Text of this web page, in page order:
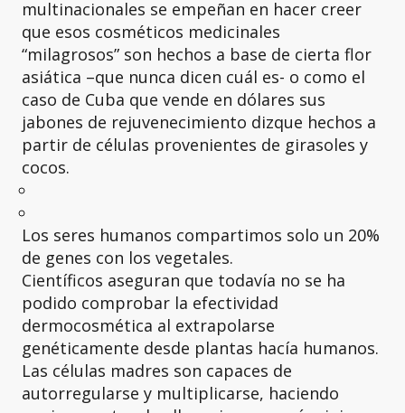
multinacionales se empeñan en hacer creer
que esos cosméticos medicinales
“milagrosos” son hechos a base de cierta flor
asiática –que nunca dicen cuál es- o como el
caso de Cuba que vende en dólares sus
jabones de rejuvenecimiento dizque hechos a
partir de células provenientes de girasoles y
cocos.
Los seres humanos compartimos solo un 20%
de genes con los vegetales.
Científicos aseguran que todavía no se ha
podido comprobar la efectividad
dermocosmética al extrapolarse
genéticamente desde plantas hacía humanos.
Las células madres son capaces de
autorregularse y multiplicarse, haciendo